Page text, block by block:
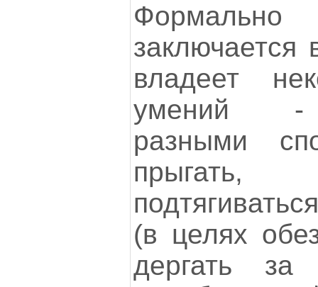
владеет
умений -
разными
прыгать,
(в целях
дергать